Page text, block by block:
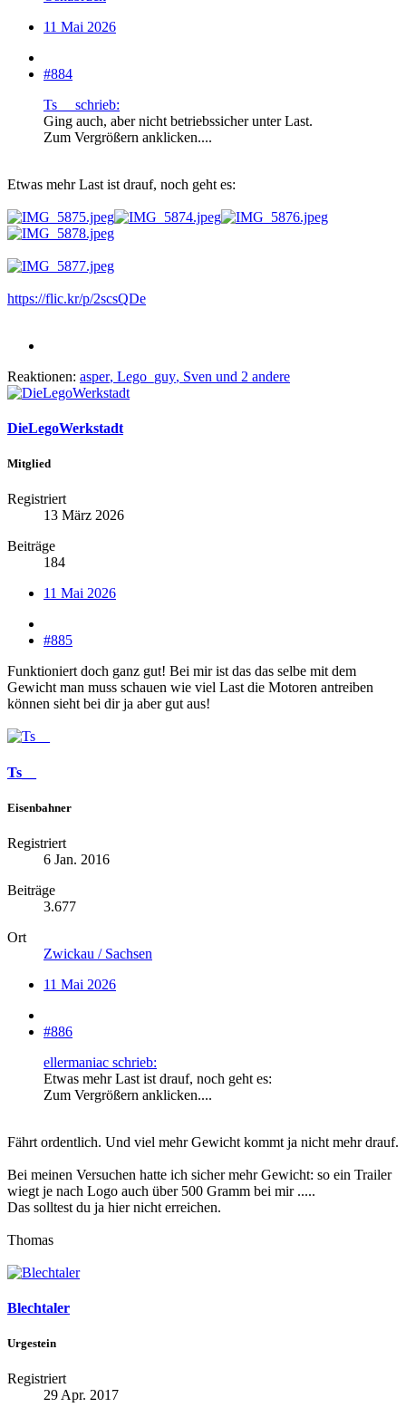
11 Mai 2026
#884
Ts__ schrieb:
Ging auch, aber nicht betriebssicher unter Last.
Zum Vergrößern anklicken....
Etwas mehr Last ist drauf, noch geht es:
https://flic.kr/p/2scsQDe
Reaktionen: asper, Lego_guy, Sven und 2 andere
DieLegoWerkstadt
Mitglied
Registriert
13 März 2026
Beiträge
184
11 Mai 2026
#885
Funktioniert doch ganz gut! Bei mir ist das das selbe mit dem
Gewicht man muss schauen wie viel Last die Motoren antreiben
können sieht bei dir ja aber gut aus!
Ts__
Eisenbahner
Registriert
6 Jan. 2016
Beiträge
3.677
Ort
Zwickau / Sachsen
11 Mai 2026
#886
ellermaniac schrieb:
Etwas mehr Last ist drauf, noch geht es:
Zum Vergrößern anklicken....
Fährt ordentlich. Und viel mehr Gewicht kommt ja nicht mehr drauf.
Bei meinen Versuchen hatte ich sicher mehr Gewicht: so ein Trailer
wiegt je nach Logo auch über 500 Gramm bei mir .....
Das solltest du ja hier nicht erreichen.
Thomas
Blechtaler
Urgestein
Registriert
29 Apr. 2017